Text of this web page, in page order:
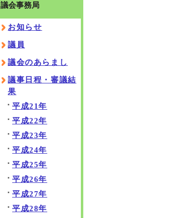
議会事務局
お知らせ
議員
議会のあらまし
議事日程・審議結
果
平成21年
平成22年
平成23年
平成24年
平成25年
平成26年
平成27年
平成28年